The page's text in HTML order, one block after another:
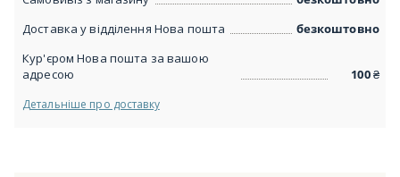
Доставка у відділення Нова пошта
безкоштовно
Кур'єром Нова пошта за вашою
адресою
100₴
Детальніше про доставку